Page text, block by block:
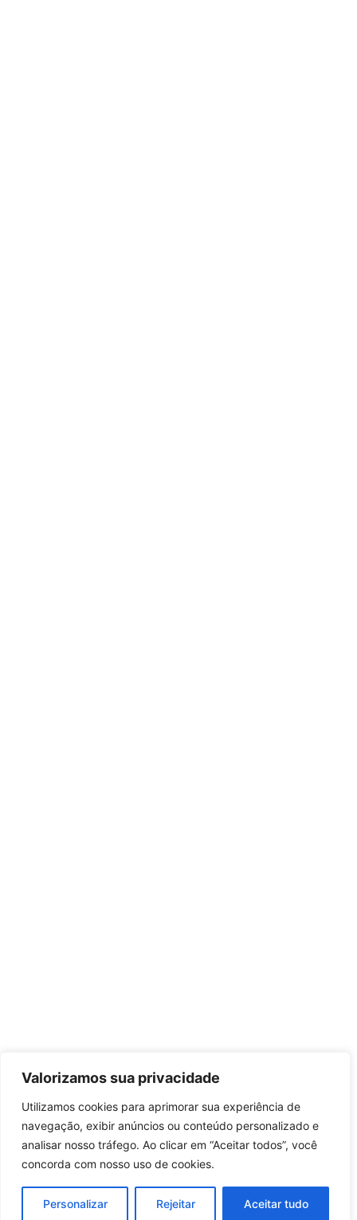
Valorizamos sua privacidade
Utilizamos cookies para aprimorar sua experiência de
navegação, exibir anúncios ou conteúdo personalizado e
analisar nosso tráfego. Ao clicar em “Aceitar todos”, você
concorda com nosso uso de cookies.
Personalizar Rejeitar Aceitar tudo